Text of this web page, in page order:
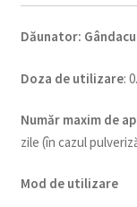
Dăunator:
Doza de utilizare:
Număr maxim de
zile (în cazul
Mod de utilizare